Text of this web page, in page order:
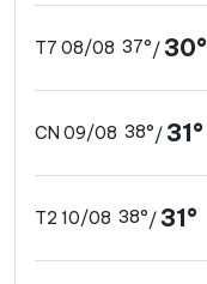
T7 08/08 37°/30°
CN 09/08 38°/31°
T2 10/08 38°/31°